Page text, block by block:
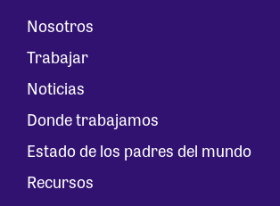
Nosotros
Trabajar
Noticias
Donde trabajamos
Estado de los padres del mundo
Recursos